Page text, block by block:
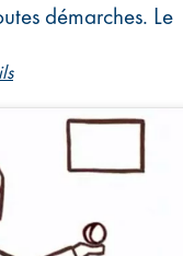
démarches. Le